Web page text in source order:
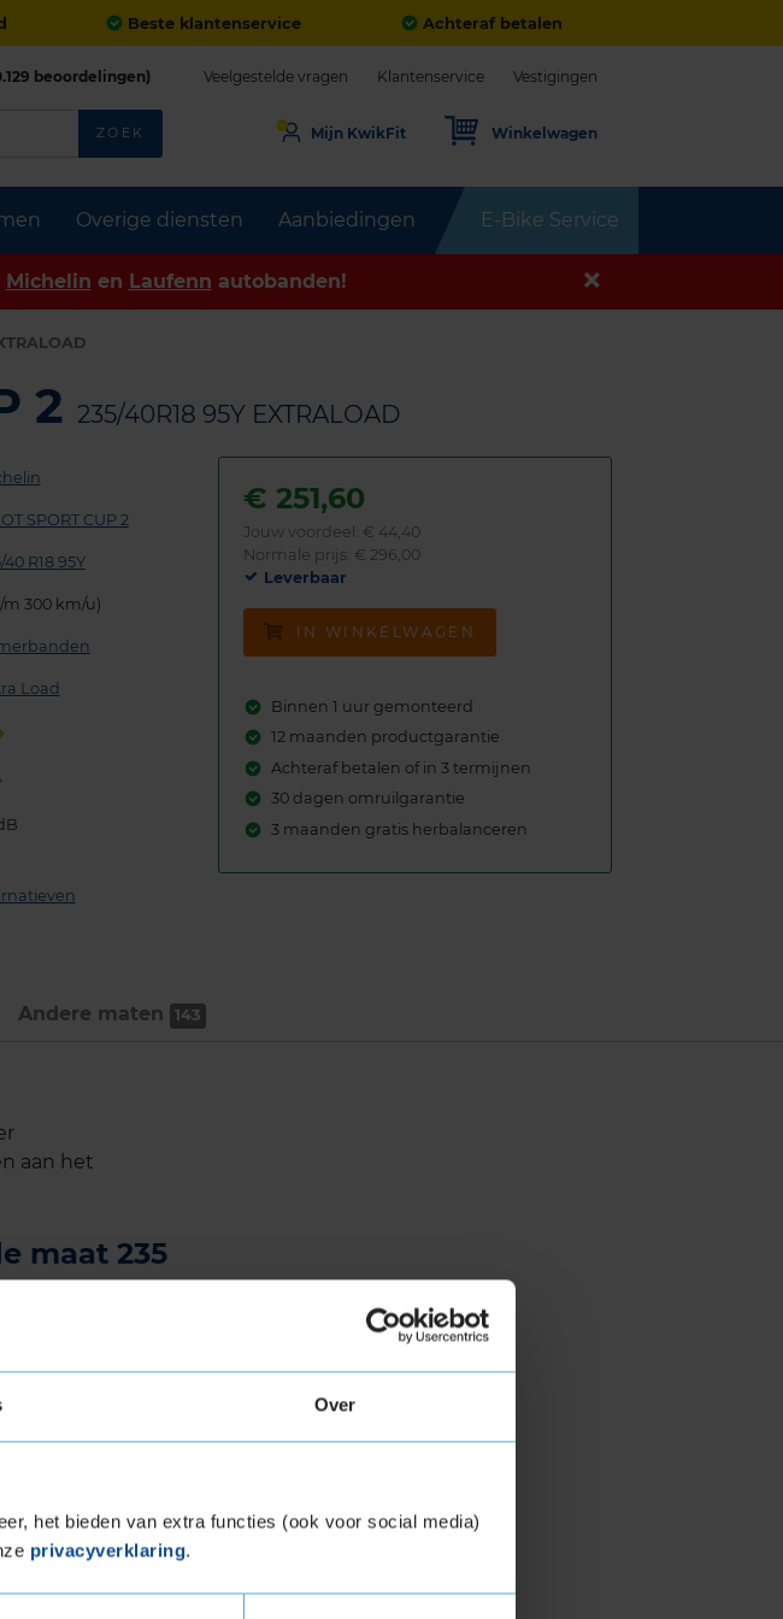
Over
het bieden van extra functies (ook voor social media)
privacyverklaring.
Beste klantenservice Achteraf betalen
Overige diensten Aanbiedingen E-Bike Service
beoordelingen) Veelgestelde vragen Klantenservice Vestigingen
ZOEK Mijn KwikFit Winkelwagen
Michelin en Laufenn autobanden!
2 235/40R18 95Y EXTRALOAD
SPORT CUP 2
40 R18 95Y
m 300 km/u)
Load
€251,60
Jouw voordeel: € 44,40
Normale prijs: € 296,00
Leverbaar
IN WINKELWAGEN
Binnen 1 uur gemonteerd
12 maanden productgarantie
Achteraf betalen of in 3 termijnen
30 dagen omruilgarantie
3 maanden gratis herbalanceren
Andere maten 143
aan het
maat 235
eenvoudig
vestiging.